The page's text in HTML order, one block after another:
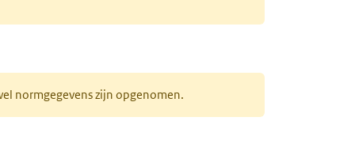
normgegevens zijn opgenomen.